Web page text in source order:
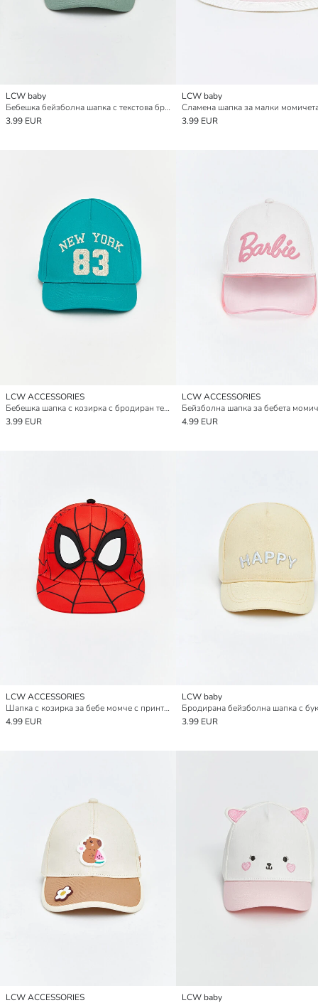
LCW baby
Бебешка бейзболна шапка с текстова бродерия за момчета
3.99 EUR
LCW baby
Сламена шапка за малки
3.99 EUR
LCW ACCESSORIES
Бебешка шапка с козирка с бродиран текст
3.99 EUR
LCW ACCESSORIES
4.99 EUR
LCW ACCESSORIES
Шапка с козирка за бебе момче с принт на Спайдърмен
4.99 EUR
LCW baby
3.99 EUR
LCW ACCESSORIES
LCW baby